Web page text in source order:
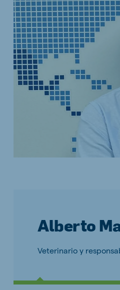
Alberto
Veterinario y
Ethiopia
English
Ukraine
Ukrainian